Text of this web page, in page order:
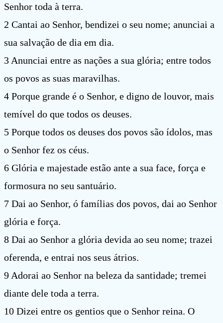
Senhor toda à terra.
2 Cantai ao Senhor, bendizei o seu nome; anunciai a
sua salvação de dia em dia.
3 Anunciai entre as nações a sua glória; entre todos
os povos as suas maravilhas.
4 Porque grande é o Senhor, e digno de louvor, mais
temível do que todos os deuses.
5 Porque todos os deuses dos povos são ídolos, mas
o Senhor fez os céus.
6 Glória e majestade estão ante a sua face, força e
formosura no seu santuário.
7 Dai ao Senhor, ó famílias dos povos, dai ao Senhor
glória e força.
8 Dai ao Senhor a glória devida ao seu nome; trazei
oferenda, e entrai nos seus átrios.
9 Adorai ao Senhor na beleza da santidade; tremei
diante dele toda a terra.
10 Dizei entre os gentios que o Senhor reina. O